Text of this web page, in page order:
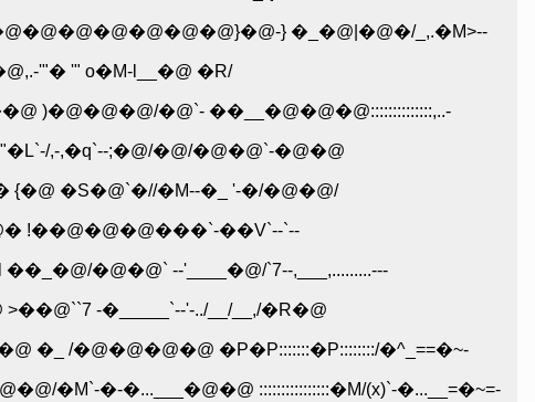
} �_�@|�@�/_,.�M>--
'"� '" o�M-l__�@ �R/
)�@�@�@/�@`- ��__�@�@�@::::::::::::::,..-
,-,�q`--;�@/�@/�@�@`-�@�@
�S�@`�//�M--�_ '-�/�@�@/
!��@�@�@���`-��V`--`--
�@�@` --'____�@/`7--,___,.........---
-�_____`--'-../__/__,/�R�@
�_ /�@�@�@�@ �P�P:::::::�P::::::::/�^_==�~-
�M`-�-�...___�@�@ ::::::::::::::::�M/(x)`-�...__=�~=-